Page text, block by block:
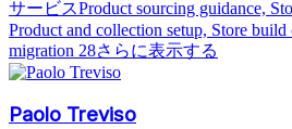
サービスProduct sourcing guidance,
Product and collection setup, Store build
migration 28さらに表示する
Paolo Treviso